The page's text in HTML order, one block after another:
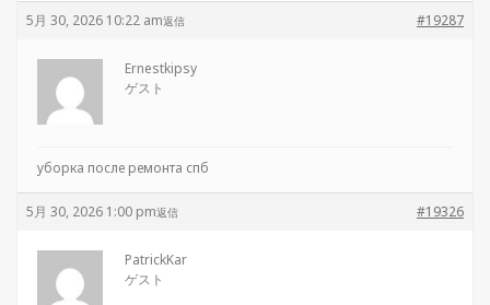
5月 30, 2026 10:22 am #19287
返信
Ernestkipsy
ゲスト
уборка после ремонта спб
5月 30, 2026 1:00 pm #19326
返信
PatrickKar
ゲスト